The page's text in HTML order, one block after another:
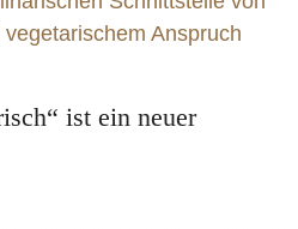
Anspruch
ist ein neuer